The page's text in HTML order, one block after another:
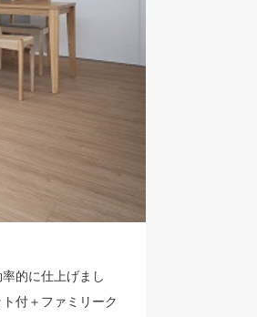
的に仕上げまし
付＋ファミリーク